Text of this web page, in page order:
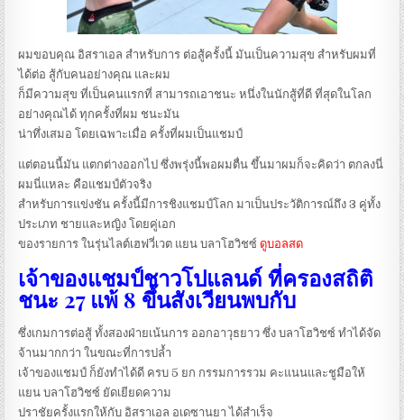
ผมขอบคุณ อิสราเอล สำหรับการ ต่อสู้ครั้งนี้ มันเป็นความสุข สำหรับผมที่
ได้ต่อ สู้กับคนอย่างคุณ และผม
ก็มีความสุข ที่เป็นคนแรกที่ สามารถเอาชนะ หนึ่งในนักสู้ที่ดี ที่สุดในโลก
อย่างคุณได้ ทุกครั้งที่ผม ชนะมัน
น่าทึ่งเสมอ โดยเฉพาะเมื่อ ครั้งที่ผมเป็นแชมป์
แต่ตอนนี้มัน แตกต่างออกไป ซึ่งพรุ่งนี้พอผมตื่น ขึ้นมาผมก็จะคิดว่า ตกลงนี่
ผมนี่แหละ คือแชมป์ตัวจริง
สำหรับการแข่งชัน ครั้งนี้มีการชิงแชมป์โลก มาเป็นประวัติการณ์ถึง 3 คู่ทั้ง
ประเภท ชายและหญิง โดยคู่เอก
ของรายการ ในรุ่นไลต์เฮฟวี่เวต แยน บลาโฮวิชซ์ดูบอลสด
เจ้าของแชมป์ชาวโปแลนด์ ที่ครองสถิติ
ชนะ 27 แพ้ 8 ขึ้นสังเวียนพบกับ
ซึ่งเกมการต่อสู้ ทั้งสองฝ่ายเน้นการ ออกอาวุธยาว ซึ่ง บลาโฮวิชซ์ ทำได้จัด
จ้านมากกว่า ในขณะที่การปล้ำ
เจ้าของแชมป์ ก็ยังทำได้ดี ครบ 5 ยก กรรมการรวม คะแนนและชูมือให้
แยน บลาโฮวิชซ์ ยัดเยียดความ
ปราชัยครั้งแรกให้กับ อิสราเอล อเดซานยา ได้สำเร็จ